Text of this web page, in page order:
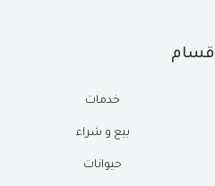
خدمات
بيع و شراء
حيوانات